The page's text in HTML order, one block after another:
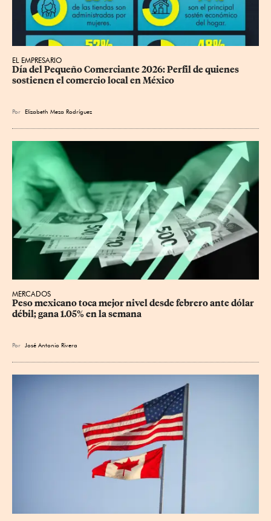
EL EMPRESARIO
Día del Pequeño Comerciante 2026: Perfil de quienes
sostienen el comercio local en México
Por Elizabeth Meza Rodríguez
MERCADOS
Peso mexicano toca mejor nivel desde febrero ante dólar
débil; gana 1.05% en la semana
Por José Antonio Rivera